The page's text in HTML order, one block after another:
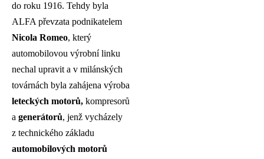
do roku 1916. Tehdy byla
ALFA převzata podnikatelem
Nicola Romeo, který
automobilovou výrobní linku
nechal upravit a v milánských
továrnách byla zahájena výroba
leteckých motorů, kompresorů
a generátorů, jenž vycházely
z technického základu
automobilových motorů